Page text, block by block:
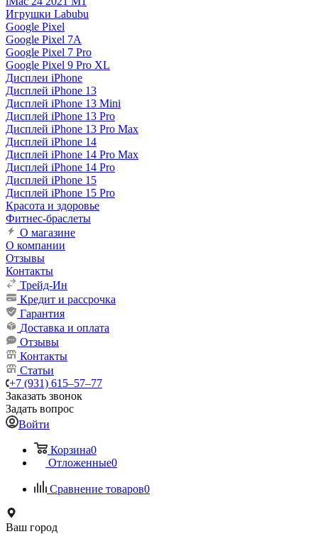
Игрушки Labubu
Google Pixel
Google Pixel 7А
Google Pixel 7 Pro
Google Pixel 9 Pro XL
Дисплеи iPhone
Дисплей iPhone 13
Дисплей iPhone 13 Mini
Дисплей iPhone 13 Pro
Дисплей iPhone 13 Pro Max
Дисплей iPhone 14
Дисплей iPhone 14 Pro Max
Дисплей iPhone 14 Pro
Дисплей iPhone 15
Дисплей iPhone 15 Pro
Красота и здоровье
Фитнес-браслеты
О магазине
О компании
Отзывы
Контакты
Трейд-Ин
Кредит и рассрочка
Гарантия
Доставка и оплата
Отзывы
Контакты
Статьи
+7 (931) 615‒57‒77
Заказать звонок
Задать вопрос
Войти
Корзина0
Отложенные0
Сравнение товаров0
Ваш город